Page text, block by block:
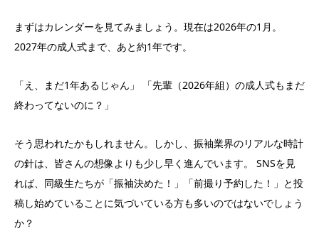
まずはカレンダーを見てみましょう。現在は2026年の1月。
2027年の成人式まで、あと約1年です。
「え、まだ1年あるじゃん」 「先輩（2026年組）の成人式もまだ
終わってないのに？」
そう思われたかもしれません。しかし、振袖業界のリアルな時計
の針は、皆さんの想像よりも少し早く進んでいます。 SNSを見
れば、同級生たちが「振袖決めた！」「前撮り予約した！」と投
稿し始めていることに気づいている方も多いのではないでしょう
か？